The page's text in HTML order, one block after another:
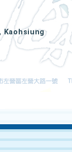
Kaohsiung